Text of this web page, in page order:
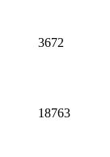
3672
18763